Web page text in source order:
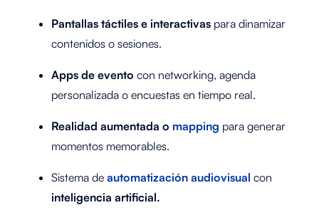
Pantallas táctiles e interactivas para dinamizar
contenidos o sesiones.
Apps de evento con networking, agenda
personalizada o encuestas en tiempo real.
Realidad aumentada o mapping para generar
momentos memorables.
Sistema de automatización audiovisual con
inteligencia artificial.